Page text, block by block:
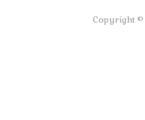
Copyright ©